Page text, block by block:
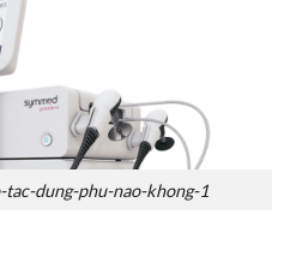
dung-phu-nao-khong-1